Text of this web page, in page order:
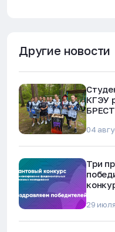
Другие новости
КГЭУ
04
Три
29